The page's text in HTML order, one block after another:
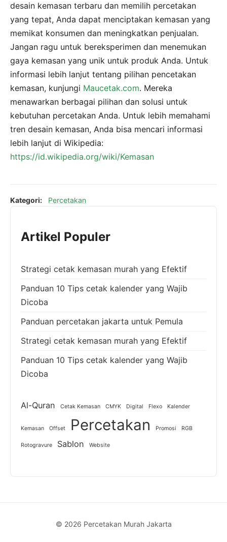
desain kemasan terbaru dan memilih percetakan
yang tepat, Anda dapat menciptakan kemasan yang
memikat konsumen dan meningkatkan penjualan.
Jangan ragu untuk bereksperimen dan menemukan
gaya kemasan yang unik untuk produk Anda. Untuk
informasi lebih lanjut tentang pilihan pencetakan
kemasan, kunjungi Maucetak.com. Mereka
menawarkan berbagai pilihan dan solusi untuk
kebutuhan percetakan Anda. Untuk lebih memahami
tren desain kemasan, Anda bisa mencari informasi
lebih lanjut di Wikipedia:
https://id.wikipedia.org/wiki/Kemasan
Kategori: Percetakan
Artikel Populer
Strategi cetak kemasan murah yang Efektif
Panduan 10 Tips cetak kalender yang Wajib
Dicoba
Panduan percetakan jakarta untuk Pemula
Strategi cetak kemasan murah yang Efektif
Panduan 10 Tips cetak kalender yang Wajib
Dicoba
Al-Quran Cetak Kemasan CMYK Digital Flexo Kalender
Kemasan Offset Percetakan Promosi RGB
Rotogravure Sablon Website
© 2026 Percetakan Murah Jakarta